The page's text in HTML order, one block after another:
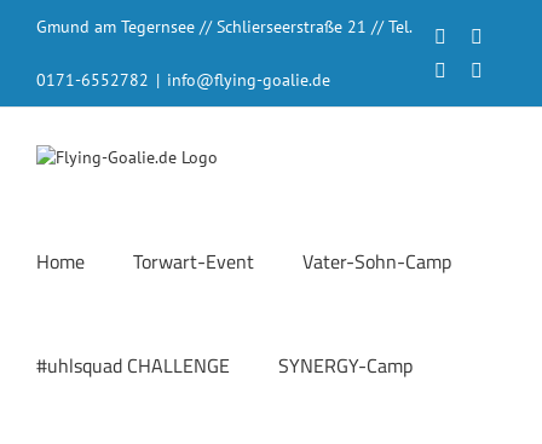
InhaltGmund am Tegernsee // Schlierseerstraße 21 // Tel.
0171-6552782 | info@flying-goalie.de
Facebook
LinkedIn
Home Torwart-Event Vater-Sohn-Camp
#uhlsquad CHALLENGE SYNERGY-Camp